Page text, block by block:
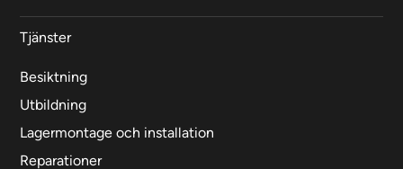
Tjänster
Besiktning
Utbildning
Lagermontage och installation
Reparationer